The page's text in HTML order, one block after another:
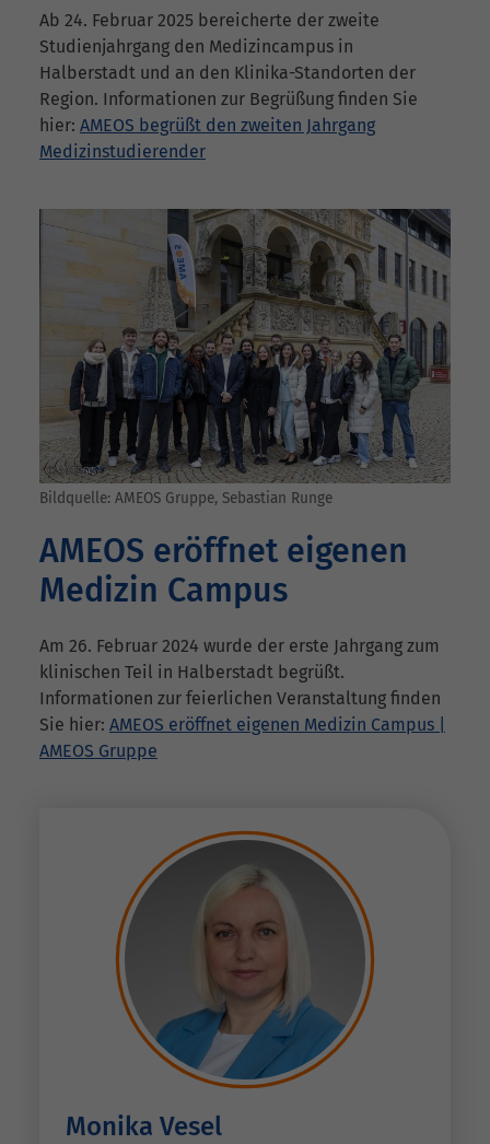
Ab 24. Februar 2025 bereicherte der zweite
Studienjahrgang den Medizincampus in
Halberstadt und an den Klinika-Standorten der
Region. Informationen zur Begrüßung finden Sie
hier: AMEOS begrüßt den zweiten Jahrgang
Medizinstudierender
Bildquelle: AMEOS Gruppe, Sebastian Runge
AMEOS eröffnet eigenen
Medizin Campus
Am 26. Februar 2024 wurde der erste Jahrgang zum
klinischen Teil in Halberstadt begrüßt.
Informationen zur feierlichen Veranstaltung finden
Sie hier: AMEOS eröffnet eigenen Medizin Campus |
AMEOS Gruppe
Monika Vesel